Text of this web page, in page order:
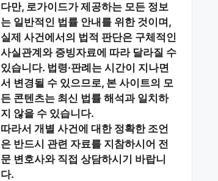
다만, 로가이드가 제공하는 모든 정보
는 일반적인 법률 안내 를 위한 것이며,
실제 사건에서의 법적 판단은 구체적인
사실관계와 증빙자료에 따라 달라질 수
있습니다. 법령·판례는 시간이 지나면
서 변경될 수 있으므로, 본 사이트의 모
든 콘텐츠는 최신 법률 해석과 일치하
지 않을 수 있습니다.
따라서 개별 사건에 대한 정확한 조언
은 반드시 관련 자료를 지참하시어 전
문 변호사와 직접 상담하시기 바랍니
다.